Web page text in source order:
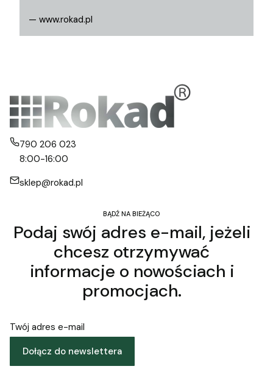
— www.rokad.pl
790 206 023
8:00-16:00
sklep@rokad.pl
BĄDŹ NA BIEŻĄCO
Podaj swój adres e-mail, jeżeli
chcesz otrzymywać
informacje o nowościach i
promocjach.
Twój adres e-mail
Dołącz do newslettera